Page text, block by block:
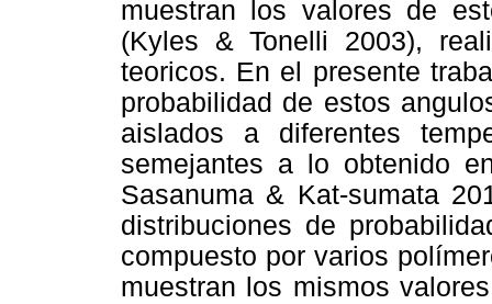
muestran los valores de
(Kyles & Tonelli 2003),
teoricos. En el presente
probabilidad de estos
aislados a diferentes
semejantes a lo obtenido
Sasanuma & Kat-sumata
distribuciones de
compuesto por varios
muestran los mismos